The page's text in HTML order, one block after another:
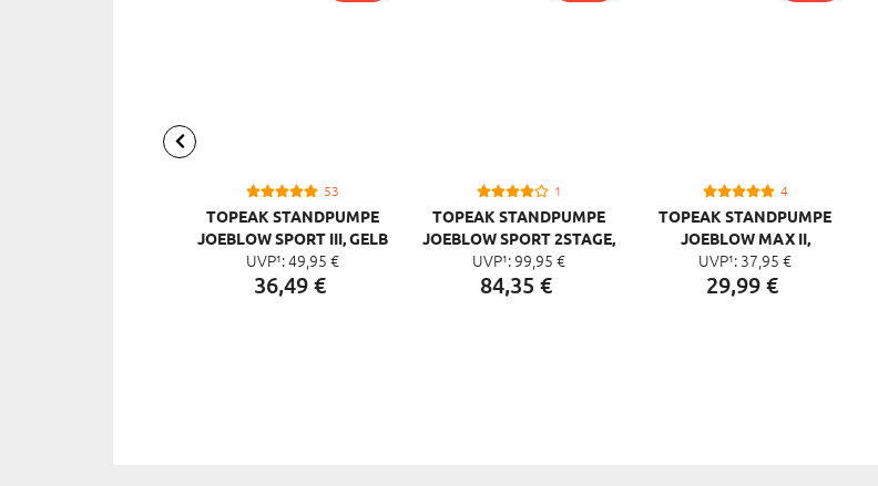
53
TOPEAK STANDPUMPE
JOEBLOW SPORT III, GELB
UVP¹:49, 95 €
36,49€
1
TOPEAK STANDPUMPE
JOEBLOW SPORT 2STAGE,
SCHWARZ GELB
UVP¹: 99, 95 €
84,35 €
4
TOPEAK STANDPUMPE
JOEBLOW MAX II,
SCHWARZ
UVP¹: 37, 95 €
29,99€